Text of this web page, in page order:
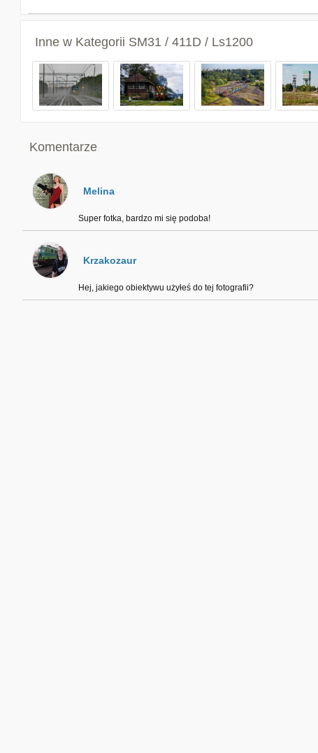
Inne w Kategorii SM31 / 411D / Ls1200
Komentarze
Melina
Super fotka, bardzo mi się podoba!
Krzakozaur
Hej, jakiego obiektywu użyłeś do tej fotografii?